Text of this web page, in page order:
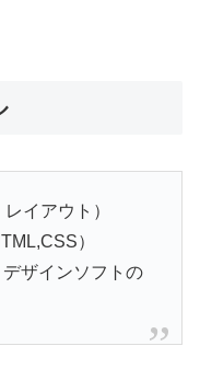
イアウト）
）
デザインソフトの